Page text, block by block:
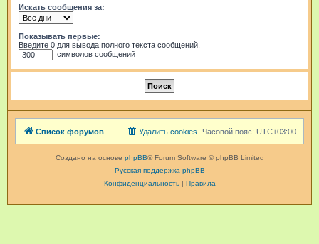
Искать сообщения за:
Показывать первые:
Введите 0 для вывода полного текста сообщений.
символов сообщений
Список форумов Часовой пояс: UTC+03:00
Удалить cookies
Создано на основе phpBB® Forum Software © phpBB Limited
Русская поддержка phpBB
Конфиденциальность| Правила